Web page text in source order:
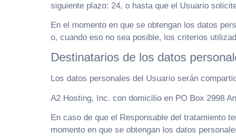
siguiente plazo: 24, o hasta que el Usuario
En el momento en que se obtengan los datos
o, cuando eso no sea posible, los criterios
Destinatarios de los datos
Los datos personales del Usuario serán
A2 Hosting, Inc. con domicilio en PO Box 2998
En caso de que el Responsable del tratamiento
momento en que se obtengan los datos